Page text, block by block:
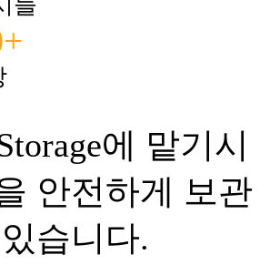
에 맡기시
안전하게 보관
습니다.